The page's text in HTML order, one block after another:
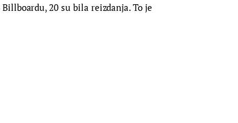
20 su bila reizdanja. To je